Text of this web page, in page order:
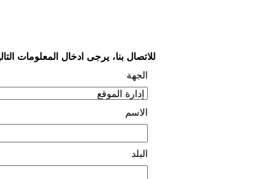
للاتصال بنا، يرجى ادخال المعلومات
الجهة
الاسم
البلد